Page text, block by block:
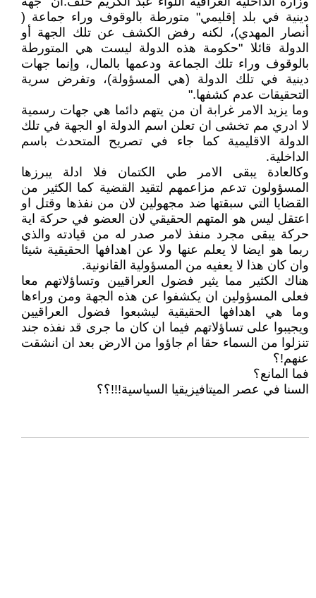
دينية في بلد إقليمي" متورطة بالوقوف وراء جماعة (
أنصار المهدي)، لكنه رفض الكشف عن تلك الجهة أو
الدولة قائلا "حكومة هذه الدولة ليست هي المتورطة
بالوقوف وراء تلك الجماعة ودعمها بالمال، وإنما جهات
دينية في تلك الدولة (هي المسؤولة)، وتفرض سرية
التحقيقات عدم كشفها."
وما يزيد الامر غرابة ان من يتهم دائما هي جهات رسمية
لا ادري مم تخشى ان تعلن اسم الدولة او الجهة في تلك
الدولة الاقليمية كما جاء في تصريح المتحدث باسم
الداخلية.
وكالعادة يبقى الامر طي الكتمان فلا ادلة يبرزها
المسؤولون تدعم مزاعمهم لتقيد القضية كما الكثير من
القضايا التي سبقتها ضد مجهولين لان من نفذها وقتل او
اعتقل ليس هو المتهم الحقيقي لان العضو في حركة اية
حركة يبقى مجرد منفذ لامر صدر له من قيادته والذي
ربما هو ايضا لا يعلم عنها ولا عن اهدافها الحقيقية شيئا
وان كان هذا لا يعفيه من المسؤولية القانونية.
هناك الكثير مما يثير فضول العراقيين وتساؤلاتهم معا
فعلى المسؤولين ان يكشفوا عن هذه الجهة ومن وراءها
وما هي اهدافها الحقيقية ليشبعوا فضول العراقيين
ويجيبوا على تساؤلاتهم فيما ان كان ما جرى قد نفذه جند
تنزلوا من السماء حقا ام جاؤوا من الارض بعد ان انشقت
عنهم!؟
فما المانع؟
السنا في عصر الميتافيزيقيا السياسية!!!؟؟